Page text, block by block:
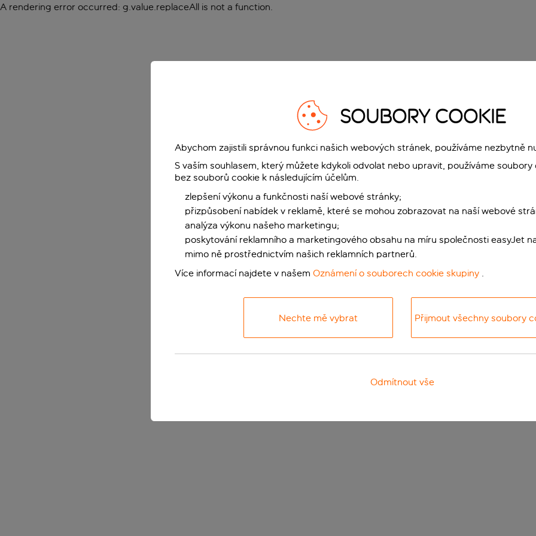
A rendering error occurred: g.value.replaceAll is not a function.
SOUBORY COOKIE
Abychom zajistili správnou funkci našich webových stránek, používáme nezbytně
S vaším souhlasem, který můžete kdykoli odvolat nebo upravit, používáme
bez souborů cookie k následujícím účelům.
zlepšení výkonu a funkčnosti naší webové stránky;
přizpůsobení nabídek v reklamě, které se mohou zobrazovat na naší webové
analýza výkonu našeho marketingu;
poskytování reklamního a marketingového obsahu na míru společnosti easyJet
mimo ně prostřednictvím našich reklamních partnerů.
Více informací najdete v našem Oznámení o souborech cookie skupiny .
Nechte mě vybrat Přijmout všechny soubory
Odmítnout vše